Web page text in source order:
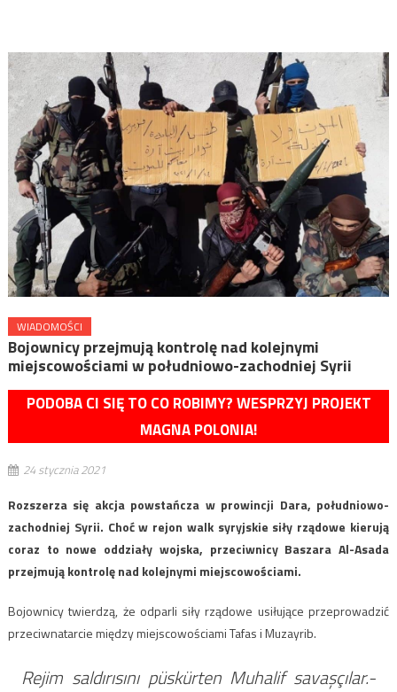
WIADOMOŚCI
Bojownicy przejmują kontrolę nad kolejnymi
miejscowościami w południowo-zachodniej Syrii
PODOBA CI SIĘ TO CO ROBIMY? WESPRZYJ PROJEKT
MAGNA POLONIA!
24 stycznia 2021
Rozszerza się akcja powstańcza w prowincji Dara, południowo-
zachodniej Syrii. Choć w rejon walk syryjskie siły rządowe kierują
coraz to nowe oddziały wojska, przeciwnicy Baszara Al-Asada
przejmują kontrolę nad kolejnymi miejscowościami.
Bojownicy twierdzą, że odparli siły rządowe usiłujące przeprowadzić
przeciwnatarcie między miejscowościami Tafas i Muzayrib.
Rejim saldırısını püskürten Muhalif savaşçılar.-